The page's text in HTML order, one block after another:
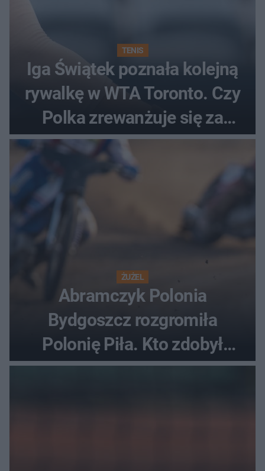
TENIS
Iga Świątek poznała kolejną
rywalkę w WTA Toronto. Czy
Polka zrewanżuje się za
ostatnią porażkę?
ŻUŻEL
Abramczyk Polonia
Bydgoszcz rozgromiła
Polonię Piła. Kto zdobył
najwięcej punktów?